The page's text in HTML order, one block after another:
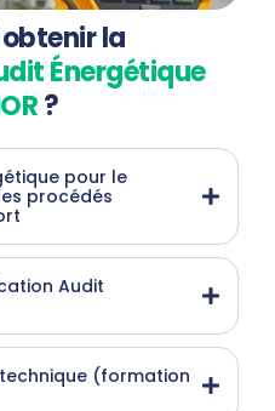
la
Énergétique
?
pour le
procédés
Audit
(formation